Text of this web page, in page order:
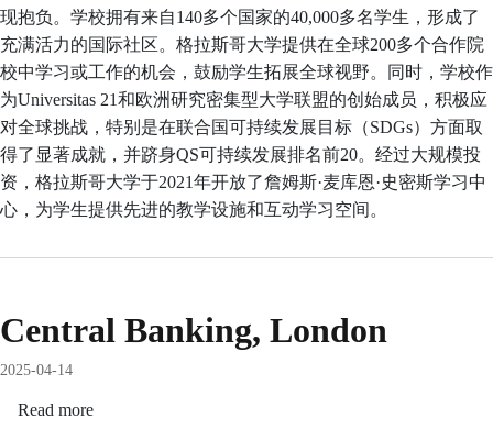
现抱负。学校拥有来自140多个国家的40,000多名学生，形成了
充满活力的国际社区。格拉斯哥大学提供在全球200多个合作院
校中学习或工作的机会，鼓励学生拓展全球视野。同时，学校作
为Universitas 21和欧洲研究密集型大学联盟的创始成员，积极应
对全球挑战，特别是在联合国可持续发展目标（SDGs）方面取
得了显著成就，并跻身QS可持续发展排名前20。经过大规模投
资，格拉斯哥大学于2021年开放了詹姆斯·麦库恩·史密斯学习中
心，为学生提供先进的教学设施和互动学习空间。
Central Banking, London
2025-04-14
Read more